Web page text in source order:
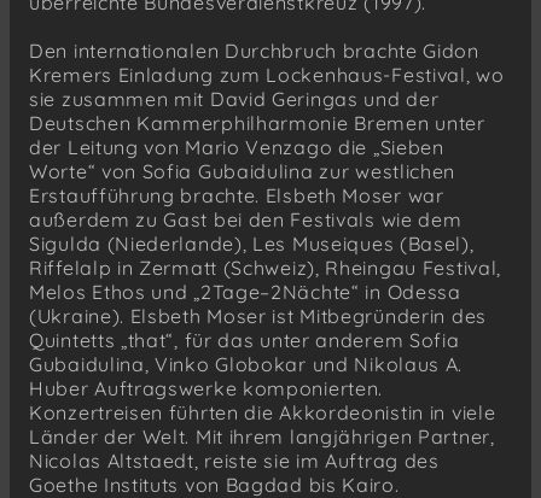
Den internationalen Durchbruch brachte Gidon
Kremers Einladung zum Lockenhaus-Festival, wo
sie zusammen mit David Geringas und der
Deutschen Kammerphilharmonie Bremen unter
der Leitung von Mario Venzago die „Sieben
Worte“ von Sofia Gubaidulina zur westlichen
Erstaufführung brachte. Elsbeth Moser war
außerdem zu Gast bei den Festivals wie dem
Sigulda (Niederlande), Les Museiques (Basel),
Riffelalp in Zermatt (Schweiz), Rheingau Festival,
Melos Ethos und „2Tage–2Nächte“ in Odessa
(Ukraine). Elsbeth Moser ist Mitbegründerin des
Quintetts „that“, für das unter anderem Sofia
Gubaidulina, Vinko Globokar und Nikolaus A.
Huber Auftragswerke komponierten.
Konzertreisen führten die Akkordeonistin in viele
Länder der Welt. Mit ihrem langjährigen Partner,
Nicolas Altstaedt, reiste sie im Auftrag des
Goethe Instituts von Bagdad bis Kairo.